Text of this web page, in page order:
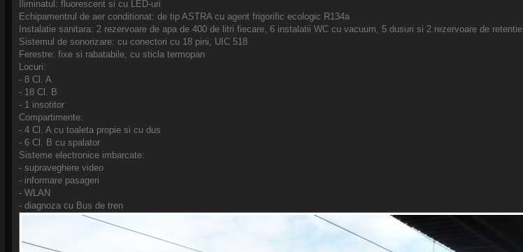
Iliminatul: fluorescent si cu LED-uri
Echipamentrul de aer conditionat: de tip ASTRA cu agent frigorific ecologic R134a
Instalatie sanitara: 2 rezervoare de apa de 400 de litri fiecare, 6 instalatii WC cu vacuum, 5 dusuri si 2 rezervoare de retentie
Sistemul de sonorizare: cu conectori cu 18 pini, UIC 518
Ferestre: fixe si rabatabile, cu sticla termopan
Locuri:
- 8 Cl. A
- 18 Cl. B
- 1 insotitor
Compartimente:
- 4 Cl. A cu toaleta propie si cu dus
- 6 Cl. B cu spalator
Sisteme electronice imbarcate:
- supraveghere video
- informare pasageri
- WLAN
- diagnoza cu Bus de tren